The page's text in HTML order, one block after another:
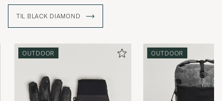
TIL BLACK DIAMOND
OUTDOOR OUTDOOR